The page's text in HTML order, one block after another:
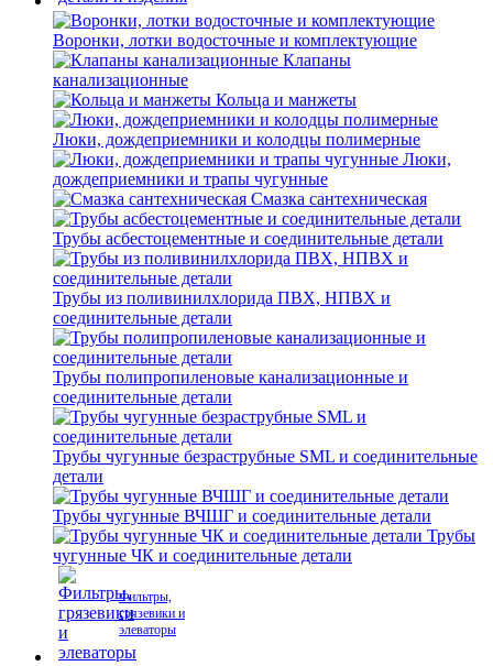
Воронки, лотки водосточные и комплектующие
Клапаны
канализационные
Кольца и манжеты
Люки, дождеприемники и колодцы полимерные
Люки,
дождеприемники и трапы чугунные
Смазка сантехническая
Трубы асбестоцементные и соединительные детали
Трубы из поливинилхлорида ПВХ, НПВХ и
соединительные детали
Трубы полипропиленовые канализационные и
соединительные детали
Трубы чугунные безраструбные SML и соединительные
детали
Трубы чугунные ВЧШГ и соединительные детали
Трубы
чугунные ЧК и соединительные детали
Фильтры,
грязевики и
элеваторы